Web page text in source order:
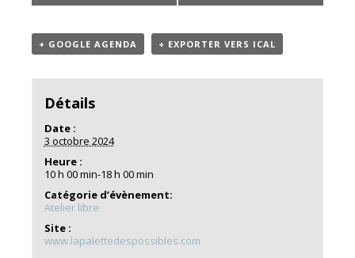
+ GOOGLE AGENDA + EXPORTER VERS ICAL
Détails
Date :
3 octobre 2024
Heure :
10 h 00 min-18 h 00 min
Catégorie d’évènement:
Atelier libre
Site :
www.lapalettedespossibles.com